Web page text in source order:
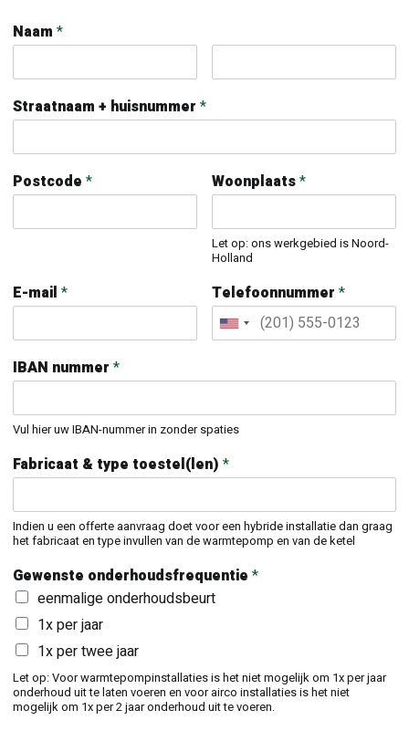
Naam*
Straatnaam + huisnummer*
Postcode* Woonplaats*
Let op: ons werkgebied is Noord-
Holland
E-mail* Telefoonnummer*
IBAN nummer*
Vul hier uw IBAN-nummer in zonder spaties
Fabricaat & type toestel(len)*
Indien u een offerte aanvraag doet voor een hybride installatie dan graag
het fabricaat en type invullen van de warmtepomp en van de ketel
Gewenste onderhoudsfrequentie*
eenmalige onderhoudsbeurt
1x per jaar
1x per twee jaar
Let op: Voor warmtepompinstallaties is het niet mogelijk om 1x per jaar
onderhoud uit te laten voeren en voor airco installaties is het niet
mogelijk om 1x per 2 jaar onderhoud uit te voeren.